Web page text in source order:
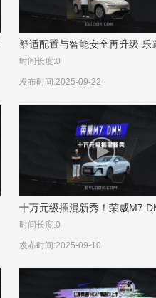
舒适配置与智能安全再升级 乐
时间长度:0
发布时间:2025-09-22
十万元级插混新秀！荣威M7
时间长度:0
发布时间:2025-09-10